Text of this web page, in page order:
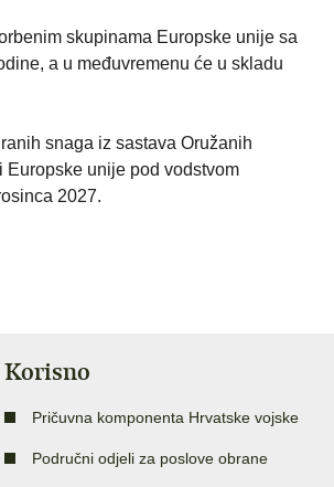
skupinama Europske unije sa
a u međuvremenu će u skladu
snaga iz sastava Oružanih
unije pod vodstvom
2027.
Korisno
Pričuvna komponenta Hrvatske vojske
Područni odjeli za poslove obrane